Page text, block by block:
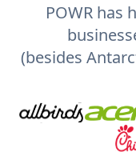
POWR has
(besides